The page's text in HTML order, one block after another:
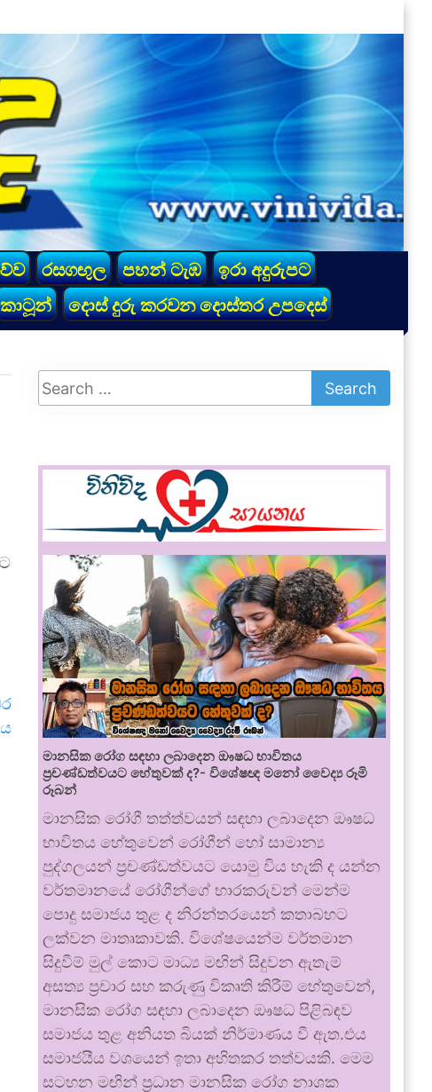
රසගඟුල පහන් ටැඹ
ඉරා අදුරුපට
කාටූන් දොස් දුරු කරවන දොස්තර උපදෙස්
මානසික රෝග සඳහා ලබාදෙන ඖෂධ භාවිතය
ප්‍රචණ්ඩත්වයට හේතුවක් ද?- විශේෂඥ මනෝ වෛද්‍ය රූමි
රූබන්
මානසික රෝගී තත්ත්වයන් සඳහා ලබාදෙන ඖෂධ
භාවිතය හේතුවෙන් රෝගීන් හෝ සාමාන්‍ය
පුද්ගලයන් ප්‍රචණ්ඩත්වයට යොමු විය හැකි ද යන්න
වර්තමානයේ රෝගීන්ගේ භාරකරුවන් මෙන්ම
පොදු සමාජය තුළ ද නිරන්තරයෙන් කතාබහට
ලක්වන මාතෘකාවකි. විශේෂයෙන්ම වර්තමාන
සිදුවීම් මුල් කොට මාධ්‍ය මඟින් සිදුවන ඇතැම්
අසත්‍ය ප්‍රචාර සහ කරුණු විකෘති කිරීම් හේතුවෙන්,
මානසික රෝග සඳහා ලබාදෙන ඖෂධ පිළිබඳව
සමාජය තුළ අනියත බියක් නිර්මාණය වී ඇත.එය
සමාජයීය වශයෙන් ඉතා අහිතකර තත්වයකි. මෙම
සටහන මඟින් ප්‍රධාන මානසික රෝග නාශක